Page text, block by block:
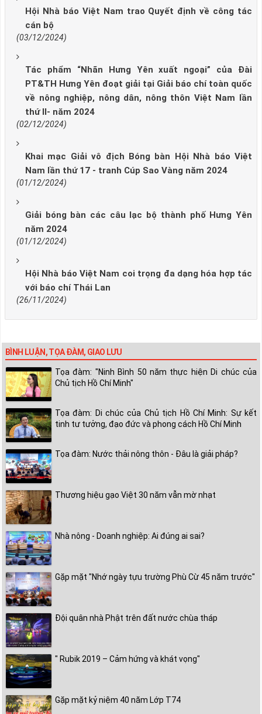
Hội Nhà báo Việt Nam trao Quyết định về công tác
cán bộ
(03/12/2024)
Tác phẩm “Nhãn Hưng Yên xuất ngoại” của Đài
PT&TH Hưng Yên đoạt giải tại Giải báo chí toàn quốc
về nông nghiệp, nông dân, nông thôn Việt Nam lần
thứ II- năm 2024
(02/12/2024)
Khai mạc Giải vô địch Bóng bàn Hội Nhà báo Việt
Nam lần thứ 17 - tranh Cúp Sao Vàng năm 2024
(01/12/2024)
Giải bóng bàn các câu lạc bộ thành phố Hưng Yên
năm 2024
(01/12/2024)
Hội Nhà báo Việt Nam coi trọng đa dạng hóa hợp tác
với báo chí Thái Lan
(26/11/2024)
BÌNH LUẬN, TỌA ĐÀM, GIAO LƯU
Tọa đàm: "Ninh Bình 50 năm thực hiện Di chúc của
Chủ tịch Hồ Chí Minh"
Tọa đàm: Di chúc của Chủ tịch Hồ Chí Minh: Sự kết
tinh tư tưởng, đạo đức và phong cách Hồ Chí Minh
Tọa đàm: Nước thải nông thôn - Đâu là giải pháp?
Thương hiệu gạo Việt 30 năm vẫn mờ nhạt
Nhà nông - Doanh nghiệp: Ai đúng ai sai?
Gặp mặt "Nhớ ngày tựu trường Phù Cừ 45 năm trước"
Đội quân nhà Phật trên đất nước chùa tháp
" Rubik 2019 – Cảm hứng và khát vọng"
Gặp mặt kỷ niệm 40 năm Lớp T74